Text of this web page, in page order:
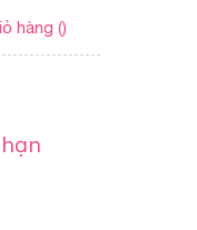
hàng ()